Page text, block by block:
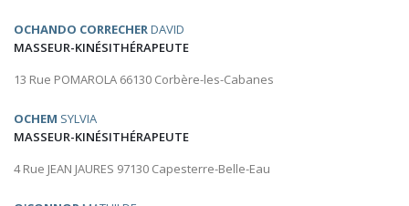
OCHANDO CORRECHERDAVID
MASSEUR-KINÉSITHÉRAPEUTE
13 Rue POMAROLA 66130 Corbère-les-Cabanes
OCHEM SYLVIA
MASSEUR-KINÉSITHÉRAPEUTE
4 Rue JEAN JAURES 97130 Capesterre-Belle-Eau